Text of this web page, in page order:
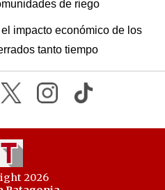
de riego
impacto económico de los
tanto tiempo
2026